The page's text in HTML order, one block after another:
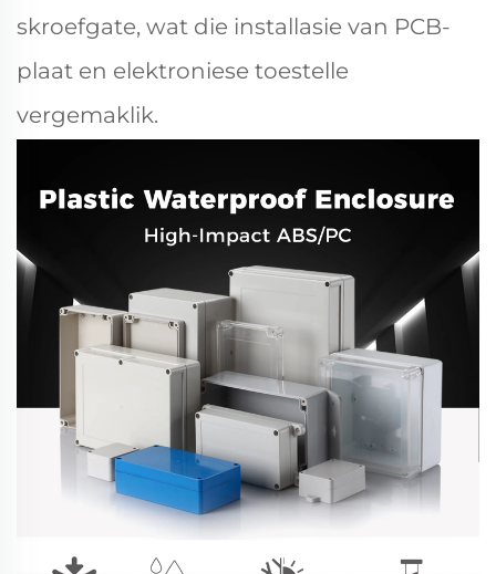
skroefgate, wat die installasie van PCB-
plaat en elektroniese toestelle
vergemaklik.